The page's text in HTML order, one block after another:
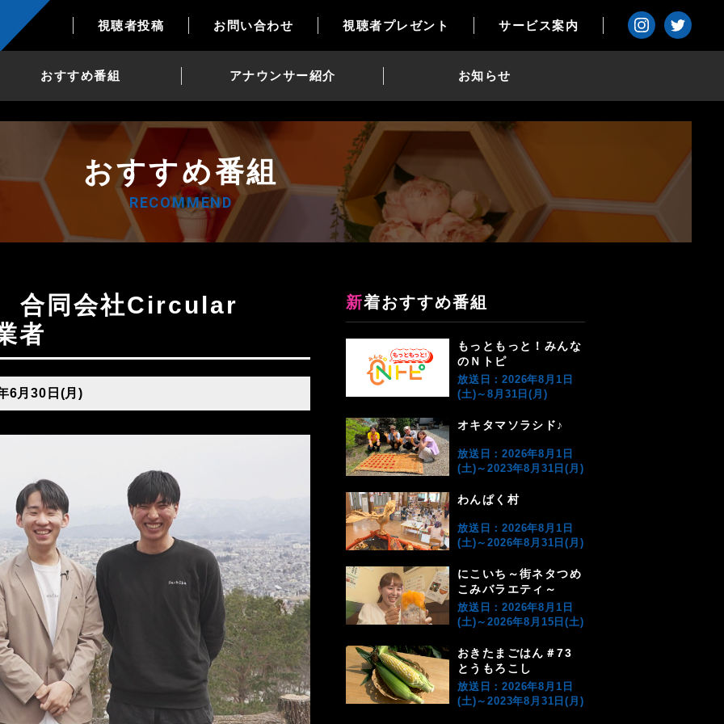
視聴者投稿 お問い合わせ 視聴者プレゼント サービス案内
おすすめ番組 アナウンサー紹介 お知らせ
おすすめ番組
RECOMMEND
者
6月30日(月)
新着おすすめ番組
もっともっと！みんな
のＮトピ
放送日：2026年8月1日
(土)～8月31日(月)
オキタマソラシド♪
放送日：2026年8月1日
(土)～2023年8月31日(月)
わんぱく村
放送日：2026年8月1日
(土)～2026年8月31日(月)
にこいち～街ネタつめ
こみバラエティ～
放送日：2026年8月1日
(土)～2026年8月15日(土)
おきたまごはん＃73
とうもろこし
放送日：2026年8月1日
(土)～2023年8月31日(月)